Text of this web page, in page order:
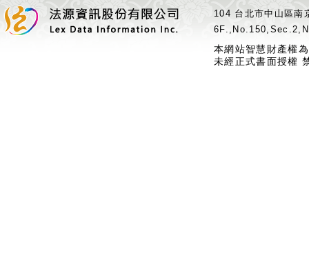
104 台北市中山區
本網站智慧財產權
未經正式書面授權